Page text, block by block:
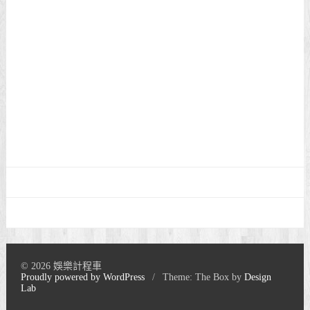
© 2026 娛樂計程車
Proudly powered by WordPress
/ Theme: The Box byDesign
Lab